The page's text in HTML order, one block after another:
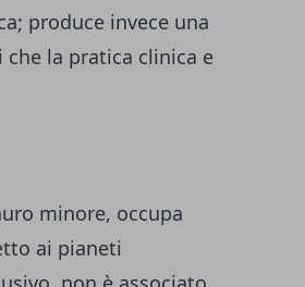
produce invece una
la pratica clinica e
minore, occupa
ai pianeti